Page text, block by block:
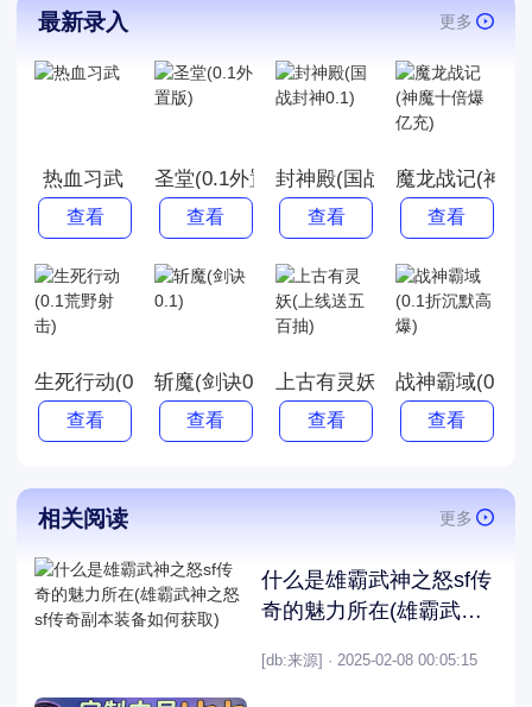
最新录入 更多
热血习武
查看
圣堂(0.1外置版)
查看
封神殿(国战封神0.1)
查看
魔龙战记(神魔
查看
生死行动(0.1荒野射击)
查看
斩魔(剑诀0.1)
查看
上古有灵妖(上线送五百抽)
查看
战神霸域(0.1
查看
相关阅读 更多
什么是雄霸武神之怒sf传
奇的魅力所在(雄霸武神
获取)
[db:来源] · 2025-02-08 00:05:15